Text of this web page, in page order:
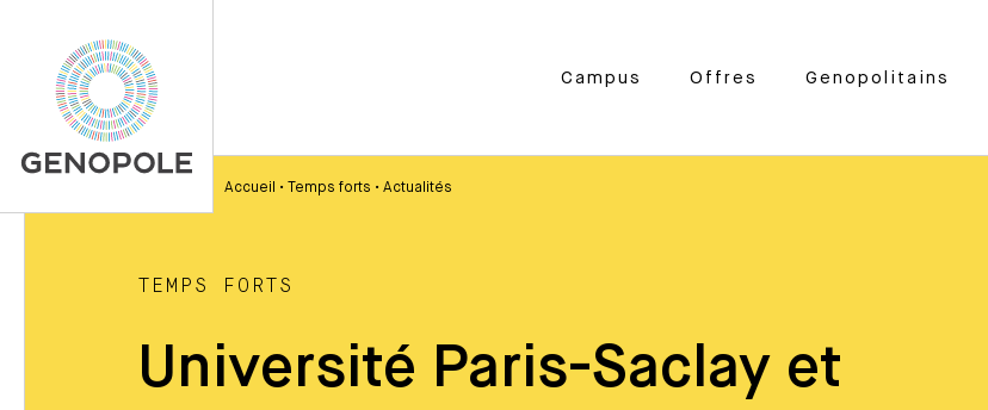
Campus Offres Genopolitains
Accueil • Temps forts • Actualités
TEMPS FORTS
Université Paris-Saclay et